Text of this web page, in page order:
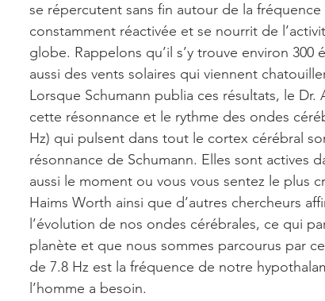
se répercutent sans fin autour de la
constamment réactivée et se nourrit de
globe. Rappelons qu’il s’y trouve environ
aussi des vents solaires qui viennent
Lorsque Schumann publia ces résultats, le
cette résonnance et le rythme des ondes
Hz) qui pulsent dans tout le cortex cérébral
résonnance de Schumann. Elles sont actives
aussi le moment ou vous vous sentez le plus
Haims Worth ainsi que d’autres chercheurs
l’évolution de nos ondes cérébrales, ce qui
planète et que nous sommes parcourus par
de 7.8 Hz est la fréquence de notre
l’homme a besoin.